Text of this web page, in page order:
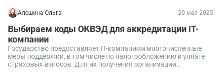
Алешина Ольга 20 мая 2025
Выбираем коды ОКВЭД для аккредитации IT-
компании
Государство предоставляет IT-компаниям многочисленные
меры поддержки, в том числе по налогообложению и уплате
страховых взносов. Для их получения организации